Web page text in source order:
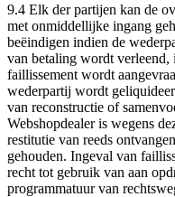
9.4 Elk der partijen kan de
met onmiddellijke ingang
beëindigen indien de
van betaling wordt verleend,
faillissement wordt
wederpartij wordt
van reconstructie of
Webshopdealer is wegens
restitutie van reeds
gehouden. Ingeval van
recht tot gebruik van aan
programmatuur van